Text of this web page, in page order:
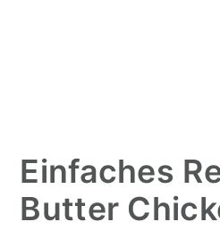
Einfaches
Butter